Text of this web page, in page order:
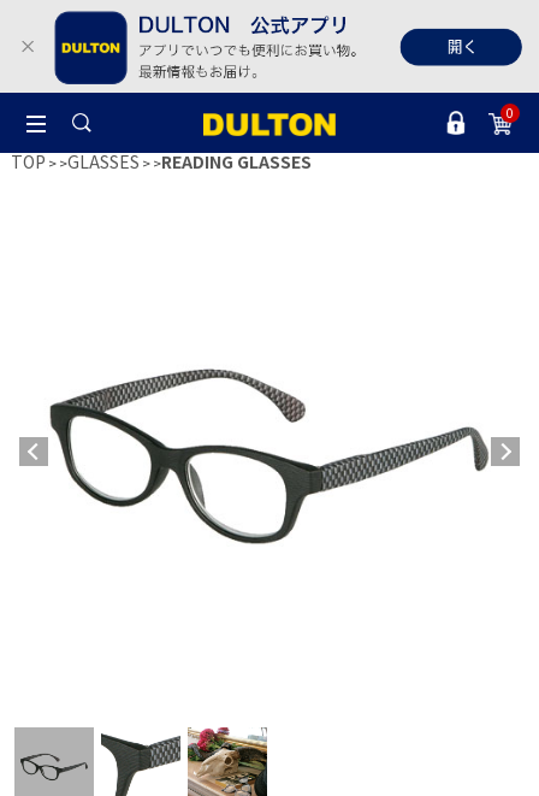
0
TOP >GLASSES >READING GLASSES